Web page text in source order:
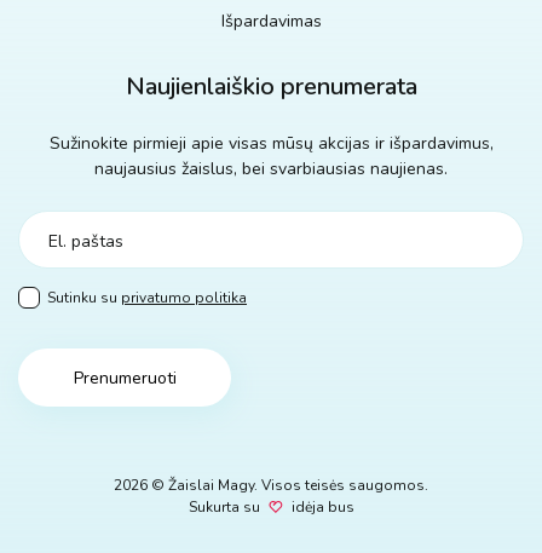
Išpardavimas
Naujienlaiškio prenumerata
Sužinokite pirmieji apie visas mūsų akcijas ir išpardavimus,
naujausius žaislus, bei svarbiausias naujienas.
Sutinku su privatumo politika
Prenumeruoti
2026 © Žaislai Magy. Visos teisės saugomos.
Sukurta su
idėja bus